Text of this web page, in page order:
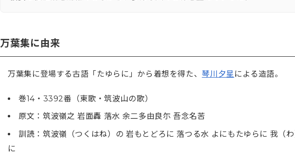
万葉集に由来
万葉集に登場する古語「たゆらに」から着想を得た、琴川夕星 による造語。
巻14・3392番（東歌・筑波山の歌）
原文：筑波嶺之 岩面轟 落水 余二多由良尓 吾念名苦
訓読：筑波嶺（つくはね）の 岩もとどろに 落つる水 よにもたゆらに 我（わ
に